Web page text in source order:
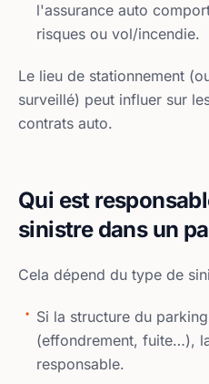
l'assurance auto
risques ou vol/incendie.
Le lieu de stationnement
surveillé) peut influer sur
contrats auto.
Qui est
sinistre dans un
Cela dépend du type de
Si la structure du
(effondrement, fuite…),
responsable.